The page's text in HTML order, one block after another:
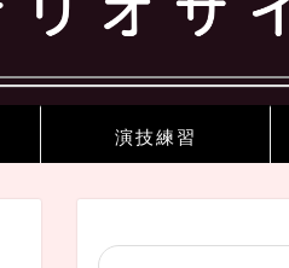
演技練習